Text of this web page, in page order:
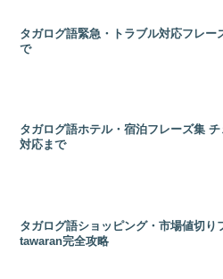
タガログ語緊急・トラブル対応フレー
で
タガログ語ホテル・宿泊フレーズ集
対応まで
タガログ語ショッピング・市場値切
tawaran完全攻略